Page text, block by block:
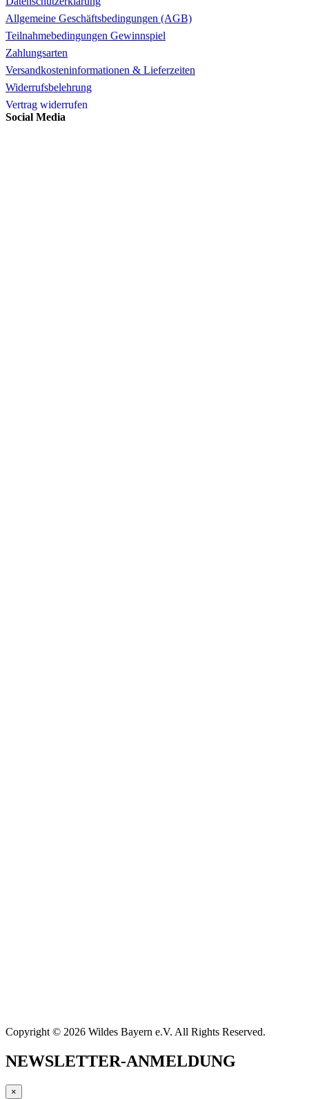
Allgemeine Geschäftsbedingungen (AGB)
Teilnahmebedingungen Gewinnspiel
Zahlungsarten
Versandkosteninformationen & Lieferzeiten
Widerrufsbelehrung
Vertrag widerrufen
Social Media
Copyright © 2026 Wildes Bayern e.V. All Rights Reserved.
NEWSLETTER-ANMELDUNG
×